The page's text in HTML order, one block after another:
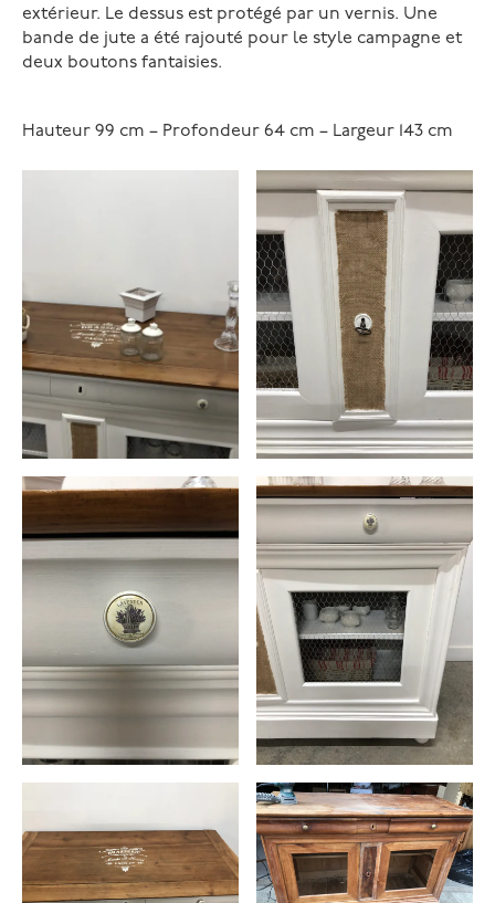
extérieur. Le dessus est protégé par un vernis. Une
bande de jute a été rajouté pour le style campagne et
deux boutons fantaisies.
Hauteur 99 cm – Profondeur 64 cm – Largeur 143 cm